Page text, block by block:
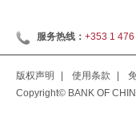
服务热线： +353 1
版权声明 使用条款
Copyright© BANK OF